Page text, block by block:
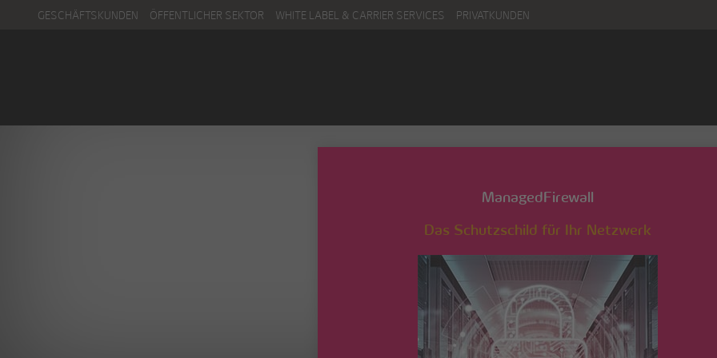
GESCHÄFTSKUNDEN ÖFFENTLICHER SEKTOR WHITE LABEL & CARRIER SERVICES PRIVATKUNDEN
ManagedFirewall
Das Schutzschild für Ihr Netzwerk